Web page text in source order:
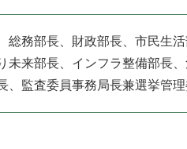
務部長、財政部長、市民生
来部長、インフラ整備部長、
、監査委員事務局長兼選挙管